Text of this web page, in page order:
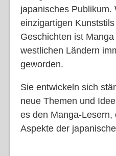
japanisches Publikum.
einzigartigen
Geschichten ist
westlichen Ländern
geworden.
Sie entwickeln sich
neue Themen und
es den Manga-Lesern,
Aspekte der